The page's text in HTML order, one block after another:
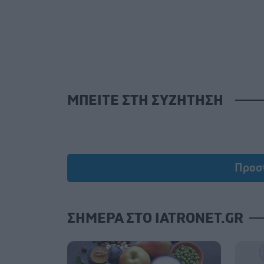
ΜΠΕΙΤΕ ΣΤΗ ΣΥΖΗΤΗΣΗ
ΣΗΜΕΡΑ ΣΤΟ IATRONET.GR